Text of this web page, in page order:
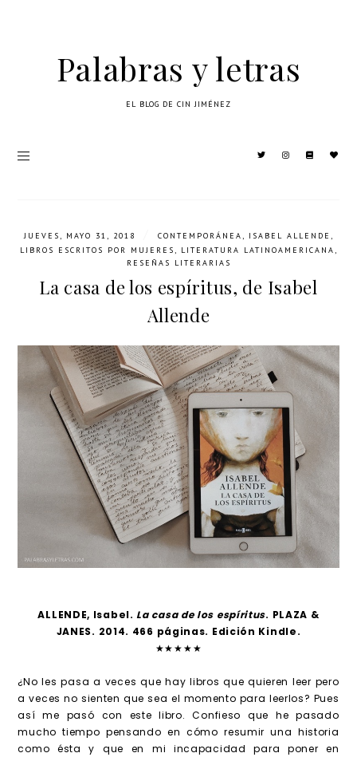
Palabras y letras
EL BLOG DE CIN JIMÉNEZ
JUEVES, MAYO 31, 2018 CONTEMPORÁNEA, ISABEL ALLENDE ,
LIBROS ESCRITOS POR MUJERES, LITERATURA LATINOAMERICANA,
RESEÑAS LITERARIAS
La casa de los espíritus, de Isabel
Allende
ALLENDE, Isabel.La casa de los espíritus. PLAZA &
JANES. 2014. 466 páginas. Edición Kindle.
★★★★★
¿No les pasa a veces que hay libros que quieren leer pero
a veces no sienten que sea el momento para leerlos? Pues
así me pasó con este libro. Confieso que he pasado
mucho tiempo pensando en cómo resumir una historia
como ésta y que en mi incapacidad para poner en